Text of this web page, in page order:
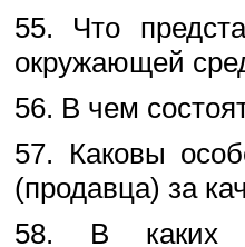
55. Что
окружающей
56. В чем
57. Каковы
(продавца) за
58. В каких